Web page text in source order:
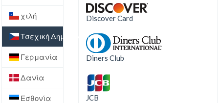
χιλή
Τσεχική Δημοκρατία
Γερμανία
Δανία
Εσθονία
Discover Card
Diners Club
JCB